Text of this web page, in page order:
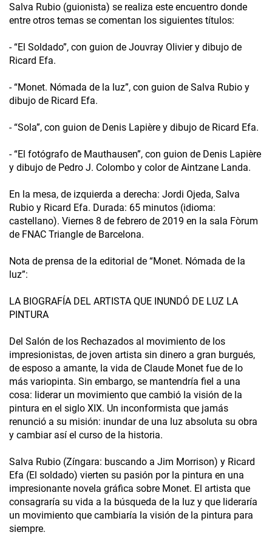
Salva Rubio (guionista) se realiza este encuentro donde
entre otros temas se comentan los siguientes títulos:
- “El Soldado”, con guion de Jouvray Olivier y dibujo de
Ricard Efa.
- “Monet. Nómada de la luz”, con guion de Salva Rubio y
dibujo de Ricard Efa.
- “Sola”, con guion de Denis Lapière y dibujo de Ricard Efa.
- “El fotógrafo de Mauthausen”, con guion de Denis Lapière
y dibujo de Pedro J. Colombo y color de Aintzane Landa.
En la mesa, de izquierda a derecha: Jordi Ojeda, Salva
Rubio y Ricard Efa. Durada: 65 minutos (idioma:
castellano). Viernes 8 de febrero de 2019 en la sala Fòrum
de FNAC Triangle de Barcelona.
Nota de prensa de la editorial de “Monet. Nómada de la
luz”:
LA BIOGRAFÍA DEL ARTISTA QUE INUNDÓ DE LUZ LA
PINTURA
Del Salón de los Rechazados al movimiento de los
impresionistas, de joven artista sin dinero a gran burgués,
de esposo a amante, la vida de Claude Monet fue de lo
más variopinta. Sin embargo, se mantendría fiel a una
cosa: liderar un movimiento que cambió la visión de la
pintura en el siglo XIX. Un inconformista que jamás
renunció a su misión: inundar de una luz absoluta su obra
y cambiar así el curso de la historia.
Salva Rubio (Zíngara: buscando a Jim Morrison) y Ricard
Efa (El soldado) vierten su pasión por la pintura en una
impresionante novela gráfica sobre Monet. El artista que
consagraría su vida a la búsqueda de la luz y que lideraría
un movimiento que cambiaría la visión de la pintura para
siempre.